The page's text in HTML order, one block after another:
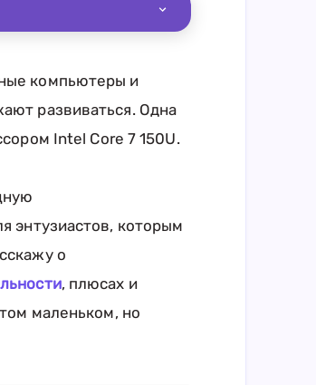
компьютеры и
развиваться. Одна
Intel Core 7 150U.
энтузиастов, которым
о
, плюсах и
маленьком, но